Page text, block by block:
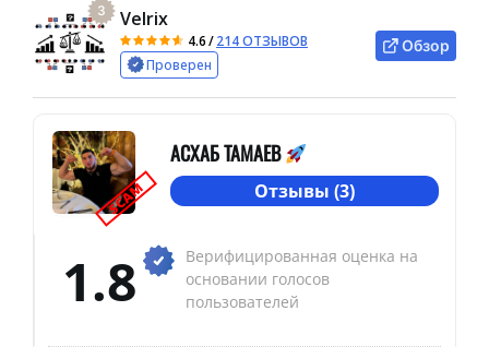
3 Velrix
4.6/214 ОТЗЫВОВ
Проверен
Обзор
SCAM
АСХАБ ТАМАЕВ
Отзывы (3)
1.8
Верифицированная оценка на
основании голосов
пользователей